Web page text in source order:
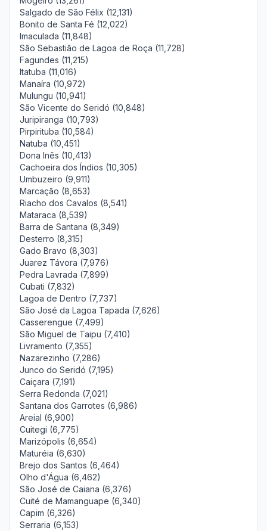
Salgado de São Félix (12,131)
Bonito de Santa Fé (12,022)
Imaculada (11,848)
São Sebastião de Lagoa de Roça (11,728)
Fagundes (11,215)
Itatuba (11,016)
Manaíra (10,972)
Mulungu (10,941)
São Vicente do Seridó (10,848)
Juripiranga (10,793)
Pirpirituba (10,584)
Natuba (10,451)
Dona Inês (10,413)
Cachoeira dos Índios (10,305)
Umbuzeiro (9,911)
Marcação (8,653)
Riacho dos Cavalos (8,541)
Mataraca (8,539)
Barra de Santana (8,349)
Desterro (8,315)
Gado Bravo (8,303)
Juarez Távora (7,976)
Pedra Lavrada (7,899)
Cubati (7,832)
Lagoa de Dentro (7,737)
São José da Lagoa Tapada (7,626)
Casserengue (7,499)
São Miguel de Taipu (7,410)
Livramento (7,355)
Nazarezinho (7,286)
Junco do Seridó (7,195)
Caiçara (7,191)
Serra Redonda (7,021)
Santana dos Garrotes (6,986)
Areial (6,900)
Cuitegi (6,775)
Marizópolis (6,654)
Maturéia (6,630)
Brejo dos Santos (6,464)
Olho d'Água (6,462)
São José de Caiana (6,376)
Cuité de Mamanguape (6,340)
Capim (6,326)
Serraria (6,153)